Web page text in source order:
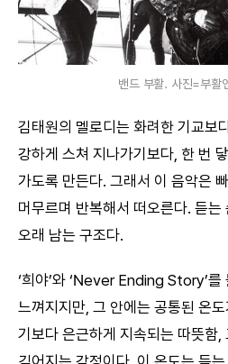
밴드 부활. 사진=부활
김태원의 멜로디는 화려한 기교보
강하게 스쳐 지나가기보다, 한 번
가도록 만든다. 그래서 이 음악은
머무르며 반복해서 떠오른다. 듣는
오래 남는 구조다.
‘희야’와 ‘Never Ending Story’를
느껴지지만, 그 안에는 공통된 온
기보다 은근하게 지속되는 따뜻함,